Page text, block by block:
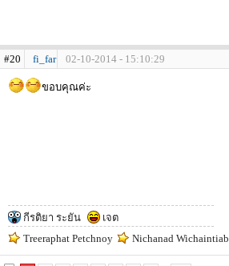
#20 fi_far 02-10-2014 - 15:10:29
ขอบคุณค่ะ
กีรติยา ระยัน
เจต
Treeraphat Petchnoy
Nichanad Wichaintiab